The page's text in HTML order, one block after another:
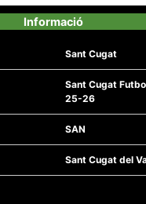
Informació
Sant Cugat
Sant Cugat
25-26
SAN
Sant Cugat del
opcionals,
són
funcionament
tècnic de la
web.
Estadístiques
Recopilem
dades
estadístiques